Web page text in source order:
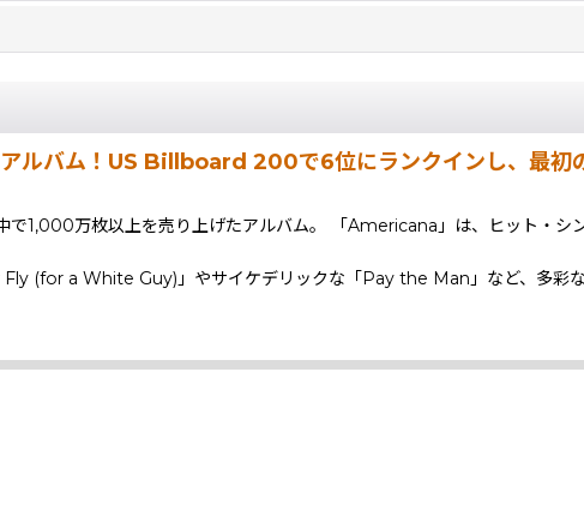
バム！US Billboard 200で6位にランクインし、最初
で1,000万枚以上を売り上げたアルバム。 「Americana」は、ヒット
(for a White Guy)」やサイケデリックな「Pay the Man」など、多彩な